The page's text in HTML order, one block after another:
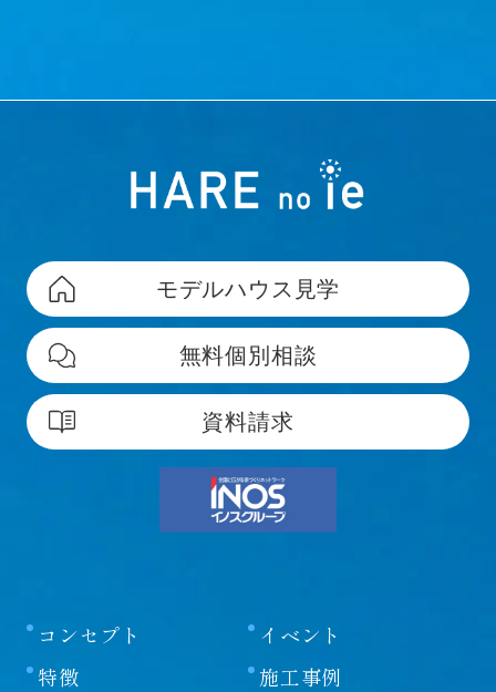
モデルハウス見学
無料個別相談
資料請求
コンセプト
特徴
イベント
施工事例